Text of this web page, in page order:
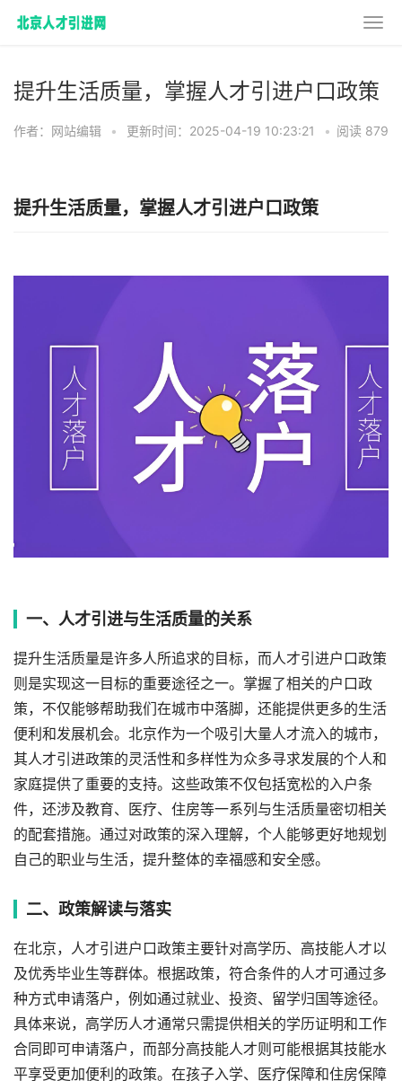
提升生活质量，掌握人才引进户口政策
作者：网站编辑 • 更新时间：2025-04-19 10:23:21 • 阅读 879
提升生活质量，掌握人才引进户口政策
一、人才引进与生活质量的关系
提升生活质量是许多人所追求的目标，而人才引进户口政策
则是实现这一目标的重要途径之一。掌握了相关的户口政
策，不仅能够帮助我们在城市中落脚，还能提供更多的生活
便利和发展机会。北京作为一个吸引大量人才流入的城市，
其人才引进政策的灵活性和多样性为众多寻求发展的个人和
家庭提供了重要的支持。这些政策不仅包括宽松的入户条
件，还涉及教育、医疗、住房等一系列与生活质量密切相关
的配套措施。通过对政策的深入理解，个人能够更好地规划
自己的职业与生活，提升整体的幸福感和安全感。
二、政策解读与落实
在北京，人才引进户口政策主要针对高学历、高技能人才以
及优秀毕业生等群体。根据政策，符合条件的人才可通过多
种方式申请落户，例如通过就业、投资、留学归国等途径。
具体来说，高学历人才通常只需提供相关的学历证明和工作
合同即可申请落户，而部分高技能人才则可能根据其技能水
平享受更加便利的政策。在孩子入学、医疗保障和住房保障